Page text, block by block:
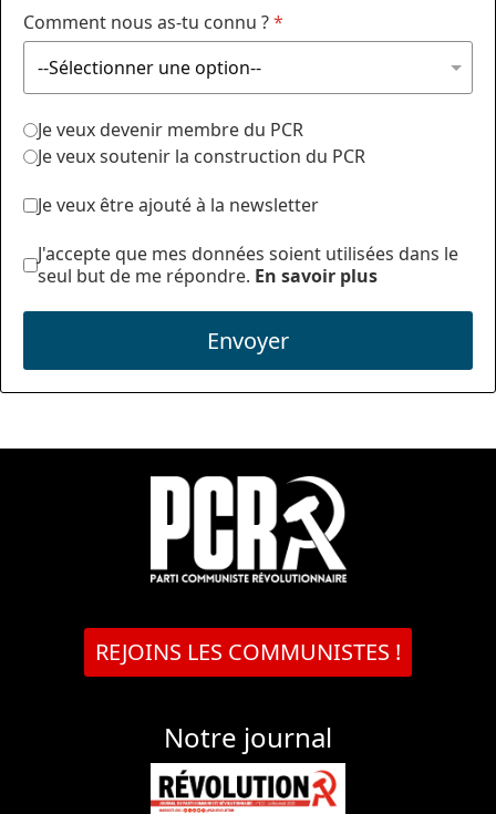
Comment nous as-tu connu ?*
Je veux devenir membre du PCR
Je veux soutenir la construction du PCR
Je veux être ajouté à la newsletter
J'accepte que mes données soient utilisées dans le
seul but de me répondre. En savoir plus
Envoyer
REJOINS LES COMMUNISTES !
Notre journal